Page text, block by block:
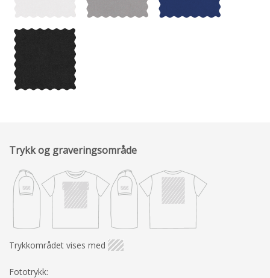
Trykk og graveringsområde
Trykkområdet vises med
Fototrykk: